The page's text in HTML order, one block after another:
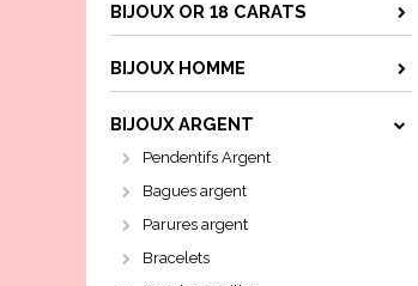
BIJOUX OR 18 CARATS
BIJOUX HOMME
BIJOUX ARGENT
Pendentifs Argent
Bagues argent
Parures argent
Bracelets